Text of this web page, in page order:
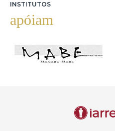
INSTITUTOS
apóiam